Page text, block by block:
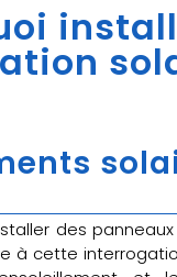
des
à cette